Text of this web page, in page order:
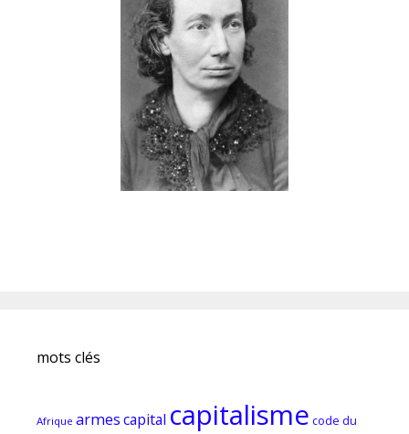
mots clés
Afrique armescapital capitalisme code du